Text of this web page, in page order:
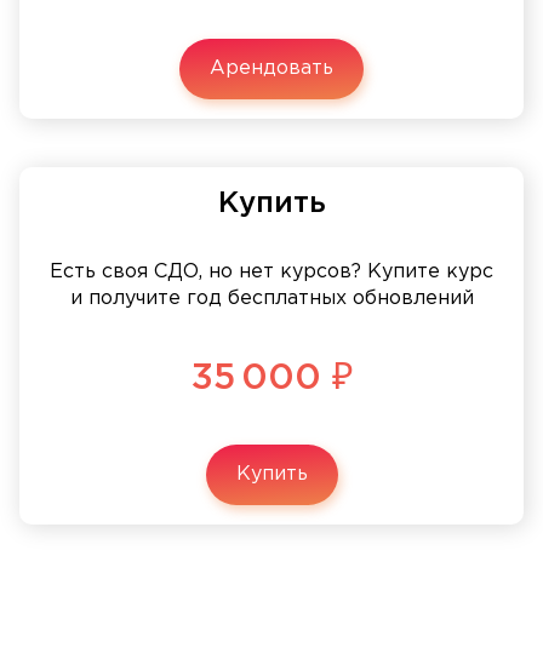
Арендовать
Купить
Есть своя СДО, но нет курсов? Купите курс
и получите год бесплатных обновлений
35 000 ₽
Купить